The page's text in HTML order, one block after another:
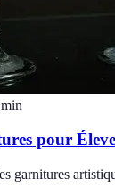
min
pour
garnitures